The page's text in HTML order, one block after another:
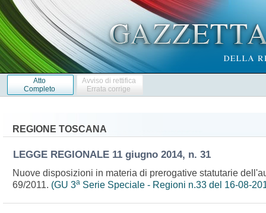
Atto
Completo
Avviso di rettifica
Errata corrige
REGIONE TOSCANA
LEGGE REGIONALE 11 giugno 2014, n. 31
Nuove disposizioni in materia di prerogative statutarie
69/2011. (GU 3aSerie Speciale - Regioni n.33 del 16-08-